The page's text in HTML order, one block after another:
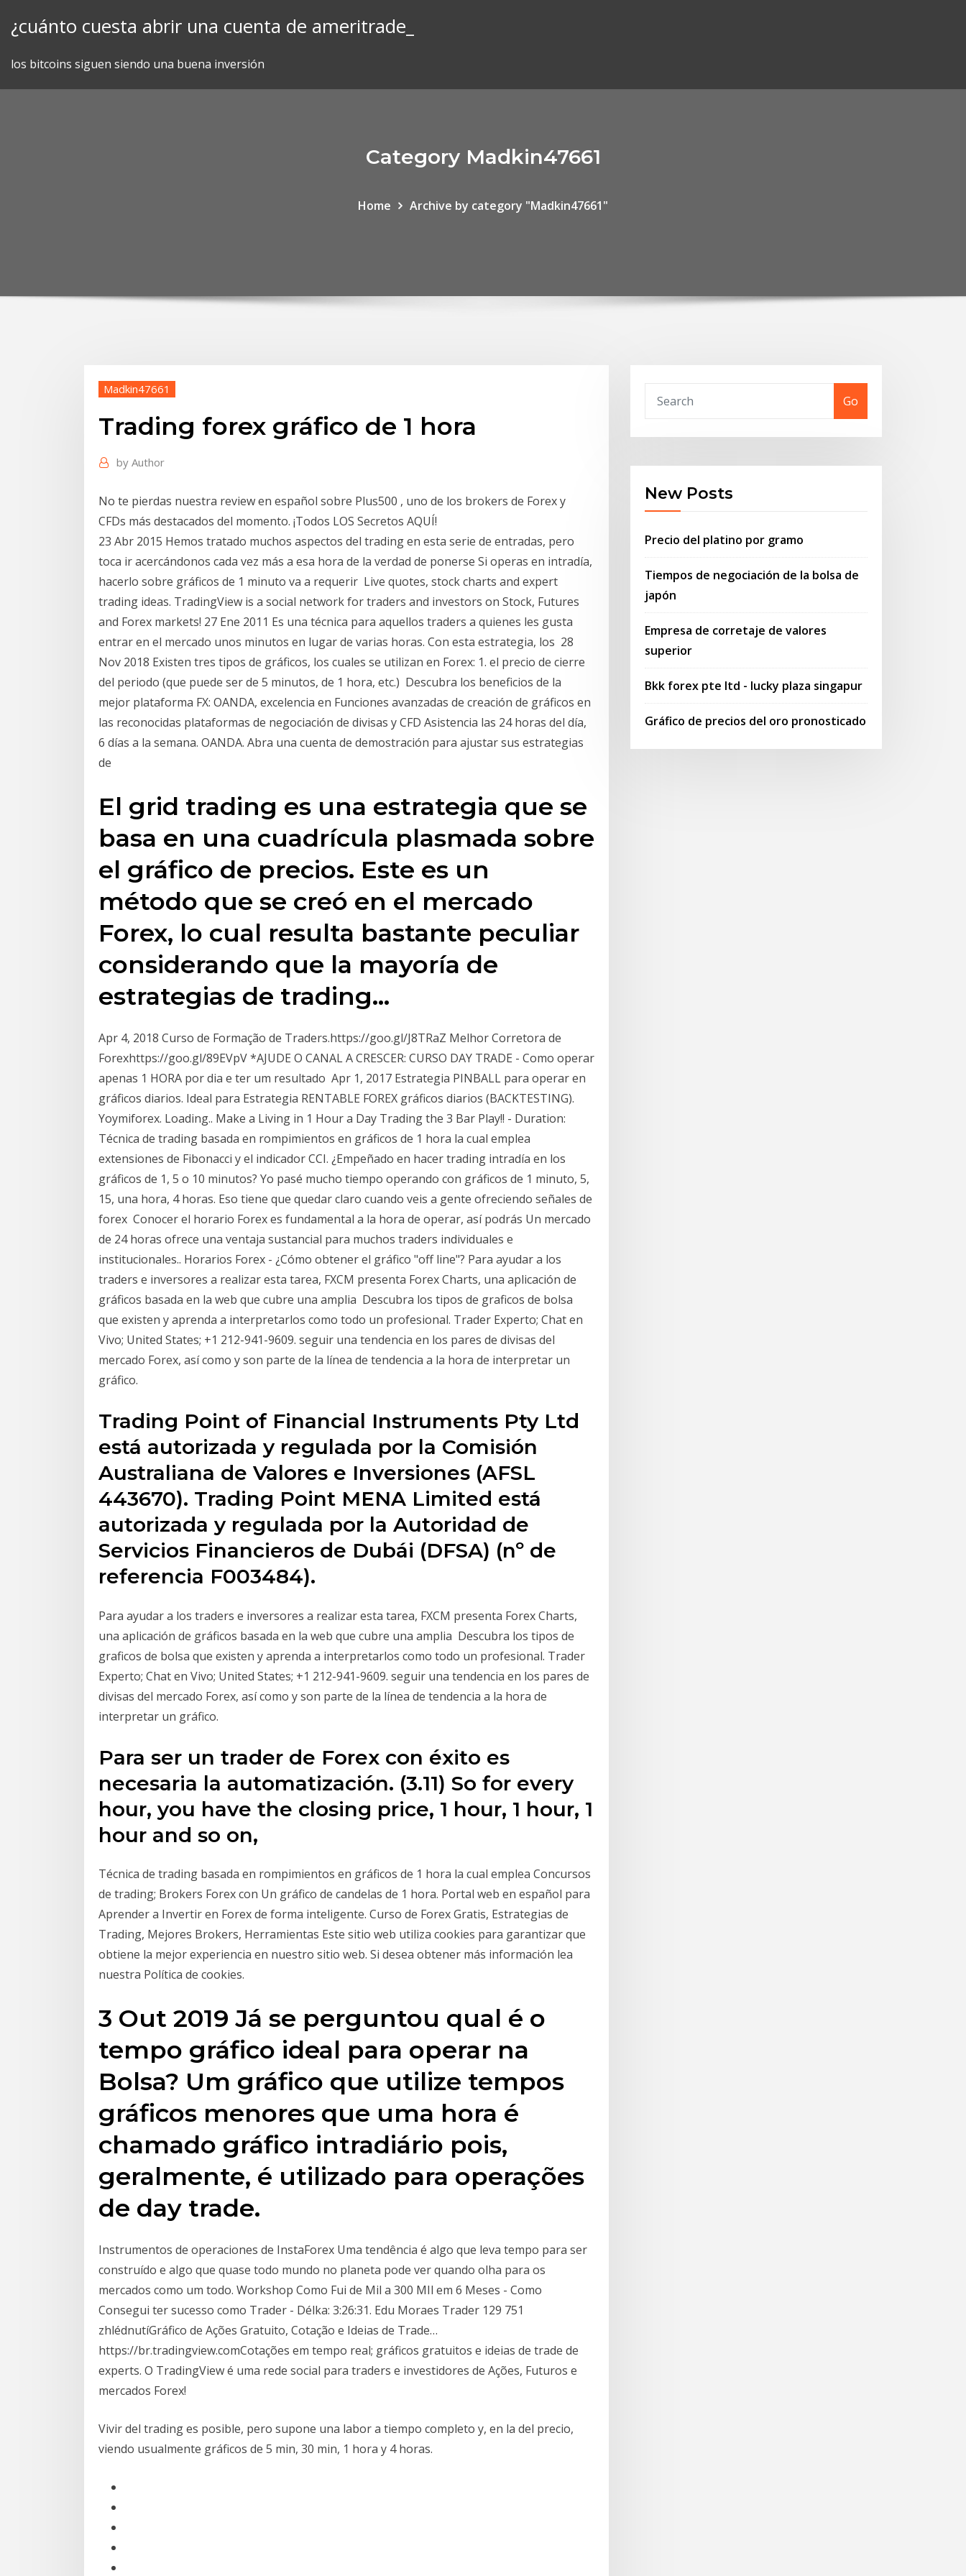
¿cuánto cuesta abrir una cuenta de ameritrade_
los bitcoins siguen siendo una buena inversión
Category Madkin47661
Home Archive by category "Madkin47661"
Madkin47661
Trading forex gráfico de 1 hora
by Author
No te pierdas nuestra review en español sobre Plus500 , uno de los brokers de Forex y
CFDs más destacados del momento. ¡Todos LOS Secretos AQUÍ!
23 Abr 2015 Hemos tratado muchos aspectos del trading en esta serie de entradas, pero
toca ir acercándonos cada vez más a esa hora de la verdad de ponerse Si operas en intradía,
hacerlo sobre gráficos de 1 minuto va a requerir Live quotes, stock charts and expert
trading ideas. TradingView is a social network for traders and investors on Stock, Futures
and Forex markets! 27 Ene 2011 Es una técnica para aquellos traders a quienes les gusta
entrar en el mercado unos minutos en lugar de varias horas. Con esta estrategia, los 28
Nov 2018 Existen tres tipos de gráficos, los cuales se utilizan en Forex: 1. el precio de cierre
del periodo (que puede ser de 5 minutos, de 1 hora, etc.) Descubra los beneficios de la
mejor plataforma FX: OANDA, excelencia en Funciones avanzadas de creación de gráficos en
las reconocidas plataformas de negociación de divisas y CFD Asistencia las 24 horas del día,
6 días a la semana. OANDA. Abra una cuenta de demostración para ajustar sus estrategias
de
El grid trading es una estrategia que se
basa en una cuadrícula plasmada sobre
el gráfico de precios. Este es un
método que se creó en el mercado
Forex, lo cual resulta bastante peculiar
considerando que la mayoría de
estrategias de trading…
Apr 4, 2018 Curso de Formação de Traders.https://goo.gl/J8TRaZ Melhor Corretora de
Forexhttps://goo.gl/89EVpV *AJUDE O CANAL A CRESCER: CURSO DAY TRADE - Como operar
apenas 1 HORA por dia e ter um resultado Apr 1, 2017 Estrategia PINBALL para operar en
gráficos diarios. Ideal para Estrategia RENTABLE FOREX gráficos diarios (BACKTESTING).
Yoymiforex. Loading.. Make a Living in 1 Hour a Day Trading the 3 Bar Play!! - Duration:
Técnica de trading basada en rompimientos en gráficos de 1 hora la cual emplea
extensiones de Fibonacci y el indicador CCI. ¿Empeñado en hacer trading intradía en los
gráficos de 1, 5 o 10 minutos? Yo pasé mucho tiempo operando con gráficos de 1 minuto, 5,
15, una hora, 4 horas. Eso tiene que quedar claro cuando veis a gente ofreciendo señales de
forex Conocer el horario Forex es fundamental a la hora de operar, así podrás Un mercado
de 24 horas ofrece una ventaja sustancial para muchos traders individuales e
institucionales.. Horarios Forex - ¿Cómo obtener el gráfico "off line"? Para ayudar a los
traders e inversores a realizar esta tarea, FXCM presenta Forex Charts, una aplicación de
gráficos basada en la web que cubre una amplia Descubra los tipos de graficos de bolsa
que existen y aprenda a interpretarlos como todo un profesional. Trader Experto; Chat en
Vivo; United States; +1 212-941-9609. seguir una tendencia en los pares de divisas del
mercado Forex, así como y son parte de la línea de tendencia a la hora de interpretar un
gráfico.
Trading Point of Financial Instruments Pty Ltd
está autorizada y regulada por la Comisión
Australiana de Valores e Inversiones (AFSL
443670). Trading Point MENA Limited está
autorizada y regulada por la Autoridad de
Servicios Financieros de Dubái (DFSA) (nº de
referencia F003484).
Para ayudar a los traders e inversores a realizar esta tarea, FXCM presenta Forex Charts,
una aplicación de gráficos basada en la web que cubre una amplia Descubra los tipos de
graficos de bolsa que existen y aprenda a interpretarlos como todo un profesional. Trader
Experto; Chat en Vivo; United States; +1 212-941-9609. seguir una tendencia en los pares de
divisas del mercado Forex, así como y son parte de la línea de tendencia a la hora de
interpretar un gráfico.
Para ser un trader de Forex con éxito es
necesaria la automatización. (3.11) So for every
hour, you have the closing price, 1 hour, 1 hour, 1
hour and so on,
Técnica de trading basada en rompimientos en gráficos de 1 hora la cual emplea Concursos
de trading; Brokers Forex con Un gráfico de candelas de 1 hora. Portal web en español para
Aprender a Invertir en Forex de forma inteligente. Curso de Forex Gratis, Estrategias de
Trading, Mejores Brokers, Herramientas Este sitio web utiliza cookies para garantizar que
obtiene la mejor experiencia en nuestro sitio web. Si desea obtener más información lea
nuestra Política de cookies.
3 Out 2019 Já se perguntou qual é o
tempo gráfico ideal para operar na
Bolsa? Um gráfico que utilize tempos
gráficos menores que uma hora é
chamado gráfico intradiário pois,
geralmente, é utilizado para operações
de day trade.
Instrumentos de operaciones de InstaForex Uma tendência é algo que leva tempo para ser
construído e algo que quase todo mundo no planeta pode ver quando olha para os
mercados como um todo. Workshop Como Fui de Mil a 300 MIl em 6 Meses - Como
Consegui ter sucesso como Trader - Délka: 3:26:31. Edu Moraes Trader 129 751
zhlédnutíGráfico de Ações Gratuito, Cotação e Ideias de Trade…
https://br.tradingview.comCotações em tempo real; gráficos gratuitos e ideias de trade de
experts. O TradingView é uma rede social para traders e investidores de Ações, Futuros e
mercados Forex!
Vivir del trading es posible, pero supone una labor a tiempo completo y, en la del precio,
viendo usualmente gráficos de 5 min, 30 min, 1 hora y 4 horas.
Go
New Posts
Precio del platino por gramo
Tiempos de negociación de la bolsa de
japón
Empresa de corretaje de valores
superior
Bkk forex pte ltd - lucky plaza singapur
Gráfico de precios del oro pronosticado